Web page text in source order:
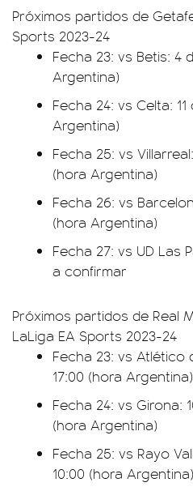
Próximos partidos de
Sports 2023-24
Fecha 23: vs Betis: 4
Argentina)
Fecha 24: vs Celta:
Argentina)
Fecha 25: vs
(hora Argentina)
Fecha 26: vs
(hora Argentina)
Fecha 27: vs UD Las
a confirmar
Próximos partidos de Real
LaLiga EA Sports 2023-24
Fecha 23: vs
17:00 (hora Argentina)
Fecha 24: vs Girona:
(hora Argentina)
Fecha 25: vs Rayo
10:00 (hora Argentina)